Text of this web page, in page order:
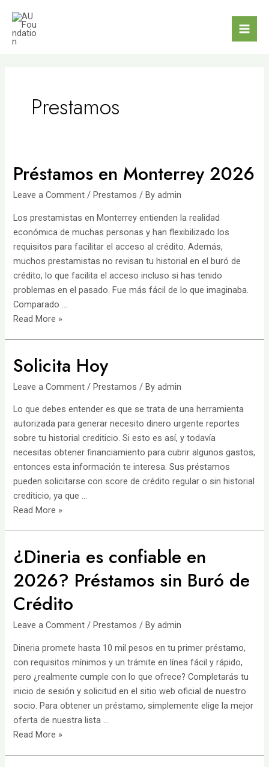
content
Prestamos
Préstamos en Monterrey 2026
Leave a Comment / Prestamos / Byadmin
Los prestamistas en Monterrey entienden la realidad
económica de muchas personas y han flexibilizado los
requisitos para facilitar el acceso al crédito. Además,
muchos prestamistas no revisan tu historial en el buró de
crédito, lo que facilita el acceso incluso si has tenido
problemas en el pasado. Fue más fácil de lo que imaginaba.
Comparado …
Préstamos
2026
Read More »
Solicita Hoy
Leave a Comment /Prestamos / Byadmin
Lo que debes entender es que se trata de una herramienta
autorizada para generar necesito dinero urgente reportes
sobre tu historial crediticio. Si esto es así, y todavía
necesitas obtener financiamiento para cubrir algunos gastos,
entonces esta información te interesa. Sus préstamos
pueden solicitarse con score de crédito regular o sin historial
crediticio, ya que …
Solicita
Read More »
¿Dineria es confiable en
2026? Préstamos sin Buró de
Crédito
Leave a Comment /Prestamos / Byadmin
Dineria promete hasta 10 mil pesos en tu primer préstamo,
con requisitos mínimos y un trámite en línea fácil y rápido,
pero ¿realmente cumple con lo que ofrece? Completarás tu
inicio de sesión y solicitud en el sitio web oficial de nuestro
socio. Para obtener un préstamo, simplemente elige la mejor
oferta de nuestra lista …
¿Dineria
Read More »